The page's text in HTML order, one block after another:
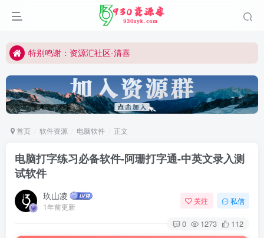
切勿用于商业或非法用途
特别鸣谢：资源汇社区-清喜
所有内容仅作学习研究
切勿用于商业或非法用途
公众号:930资源库
首页 软件资源 电脑软件 正文
电脑打字练习必备软件-阿珊打字通-中英文录入测
试软件
玖山凌
1年前更新
关注 私信
0 1273 112